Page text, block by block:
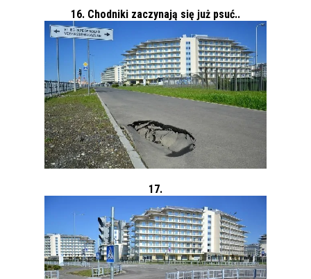
16. Chodniki zaczynają się już psuć..
17.